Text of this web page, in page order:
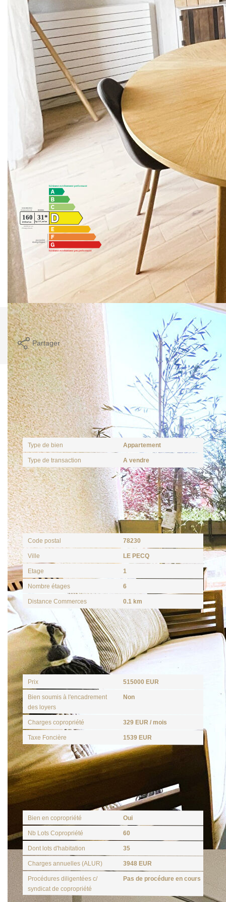
sur terrasse, Cuisine équipée avec Cellier, 3 chambres
donnant sur balcon, dont une suite parentale avec Salle de
bains. Salle de douche, WC indépendant, Cave et Parking
en sous-sol complètent le bien.
TRES BON ÉTAT GÉNÉRAL. EXCLUSIVITÉ AGENCE
PEREIRE
** €515 000 honoraires inclus|€497 500
TTC à la charge de l'acquéreur
Nos honoraires Nous contacter
Diagnostics énergétiques
Montant estimé des dépenses annuelles d'énergie pour un
usage standard entre 870€ et 1230€. indexées aux années
2021,2022 et 2023 (abonnement compris).
Partager
Caractéristiques détaillées
Général
Type de bien Appartement
Type de transaction A vendre
Localisation
Code postal 78230
Ville LE PECQ
Etage 1
Nombre étages 6
Distance Commerces 0.1 km
Aspects financiers
Prix 515000 EUR
Bien soumis à l'encadrement
des loyers
Non
Charges copropriété 329 EUR / mois
Taxe Foncière 1539 EUR
Copropriété
Bien en copropriété Oui
Nb Lots Copropriété 60
Dont lots d'habitation 35
Charges annuelles (ALUR) 3948 EUR
Procédures diligentées c/
syndicat de copropriété
Pas de procédure en cours